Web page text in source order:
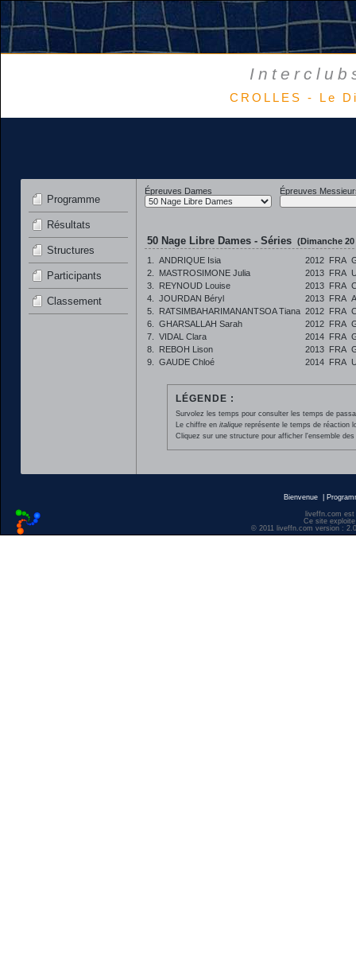
CROLLES - Le
Programme
Résultats
Structures
Participants
Classement
Épreuves Dames Épreuves
50 Nage Libre Dames - Séries (Dimanche
1.
ANDRIQUE Isia 2012 FRA
2.
MASTROSIMONE Julia 2013 FRA
3.
REYNOUD Louise 2013 FRA
4.
JOURDAN Béryl 2013 FRA
5.
RATSIMBAHARIMANANTSOA Tiana 2012 FRA
6.
GHARSALLAH Sarah 2012 FRA
7.
VIDAL Clara 2014 FRA
8.
REBOH Lison 2013 FRA
9.
GAUDE Chloé 2014 FRA
LÉGENDE :
Survolez les temps pour consulter les temps de
Le chiffre en italiquereprésente le temps de réaction
Cliquez sur une structure pour afficher l'ensemble
Bienvenue
liveffn.com
Ce site
© 2011 liveffn.com version :